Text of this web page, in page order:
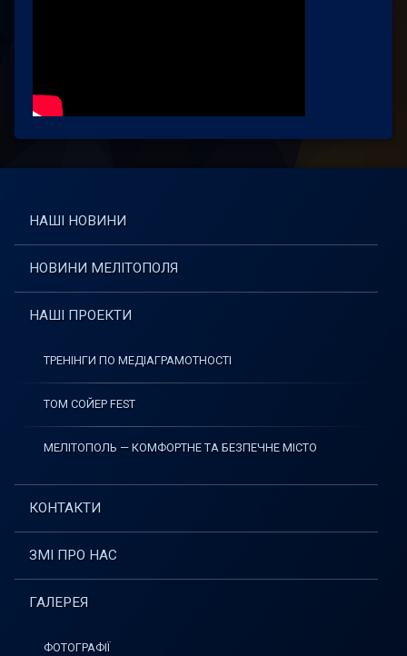
НАШІ НОВИНИ
НОВИНИ МЕЛІТОПОЛЯ
НАШІ ПРОЕКТИ
ТРЕНІНГИ ПО МЕДІАГРАМОТНОСТІ
ТОМ СОЙЕР FEST
МЕЛІТОПОЛЬ — КОМФОРТНЕ ТА БЕЗПЕЧНЕ МІСТО
КОНТАКТИ
ЗМІ ПРО НАС
ГАЛЕРЕЯ
ФОТОГРАФІЇ